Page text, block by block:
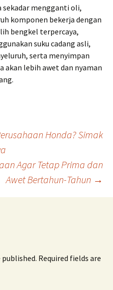
sekadar mengganti oli,
komponen bekerja dengan
bengkel terpercaya,
suku cadang asli,
serta menyimpan
akan lebih awet dan nyaman
Honda? Simak
Agar Tetap Prima dan
Awet Bertahun-Tahun →
Required fields are